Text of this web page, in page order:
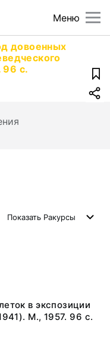
Меню
довоенных
96 с.
Показать Ракурсы
в экспозиции
М., 1957. 96 с.